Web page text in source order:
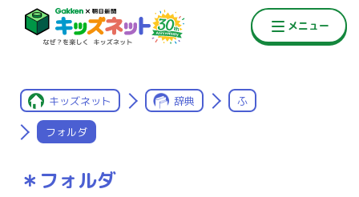
キッズネット 辞典 ふ
フォルダ
＊フォルダ